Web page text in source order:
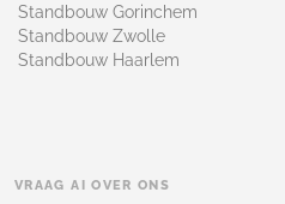
Standbouw Gorinchem
Standbouw Zwolle
Standbouw Haarlem
VRAAG AI OVER ONS